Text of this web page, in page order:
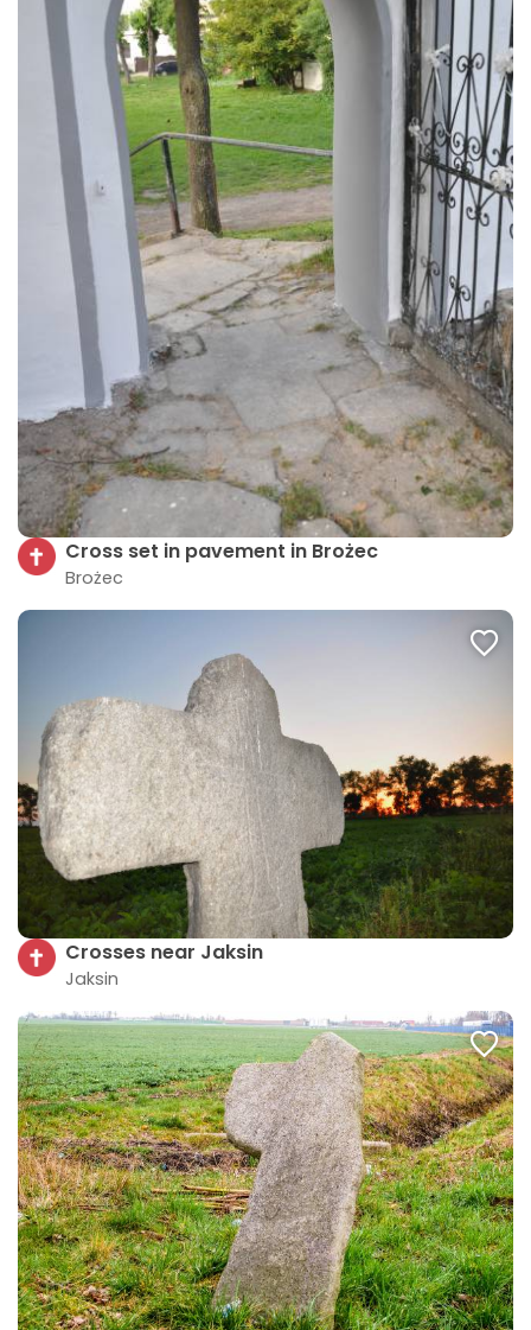
Cross set in pavement in Brożec
Brożec
Crosses near Jaksin
Jaksin